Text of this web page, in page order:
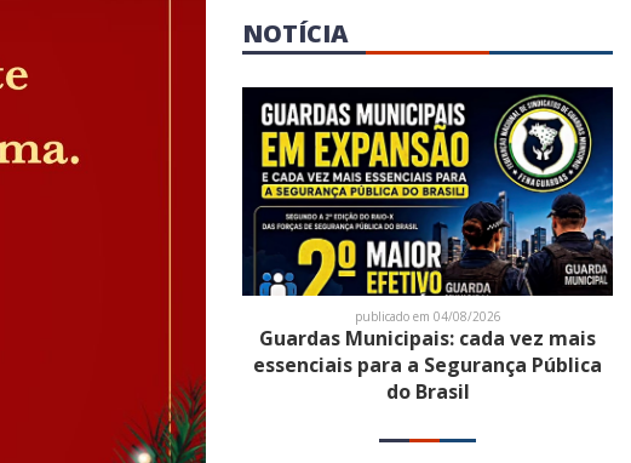
NOTÍCIA
publicado em 04/08/2026
Guardas Municipais: cada vez mais
essenciais para a Segurança Pública
do Brasil